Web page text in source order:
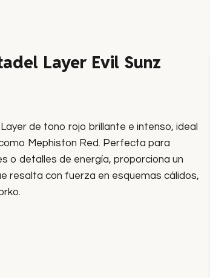
Layer Evil Sunz
de tono rojo brillante e intenso, ideal
Mephiston Red. Perfecta para
o detalles de energía, proporciona un
resalta con fuerza en esquemas cálidos,